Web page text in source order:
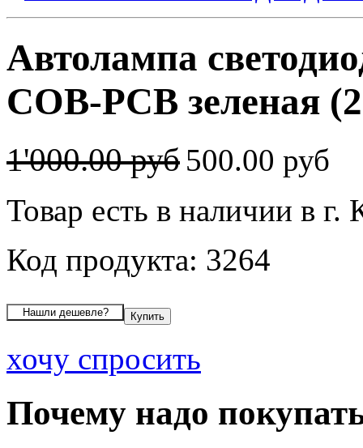
Автолампа
COB-PCB зеленая
1'000.00 руб 500.00 руб
Товар есть в наличии в г.
Код продукта: 3264
хочу спросить
Почему надо